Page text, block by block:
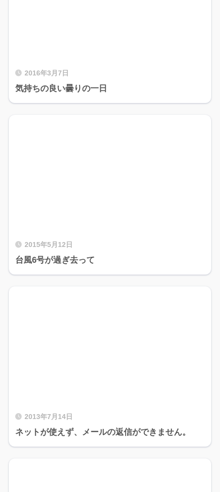
2016年3月7日
気持ちの良い曇りの一日
2015年5月12日
台風6号が過ぎ去って
2013年7月14日
ネットが使えず、メールの返信ができません。